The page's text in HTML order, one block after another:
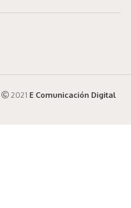
2021 E Comunicación Digital